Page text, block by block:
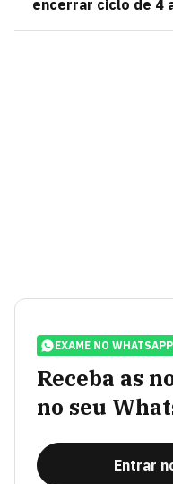
encerrar ciclo de 4
EXAME NO WHATSAPP
Receba as
no seu
Entrar